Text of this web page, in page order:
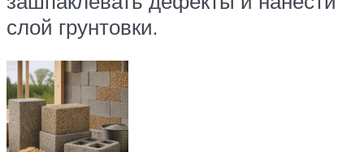
слой грунтовки.